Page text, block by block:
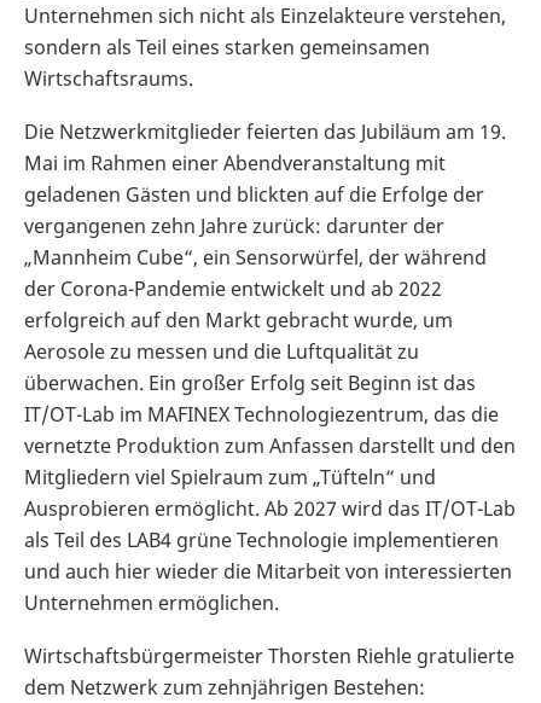
Unternehmen sich nicht als Einzelakteure verstehen,
sondern als Teil eines starken gemeinsamen
Wirtschaftsraums.
Die Netzwerkmitglieder feierten das Jubiläum am 19.
Mai im Rahmen einer Abendveranstaltung mit
geladenen Gästen und blickten auf die Erfolge der
vergangenen zehn Jahre zurück: darunter der
„Mannheim Cube“, ein Sensorwürfel, der während
der Corona-Pandemie entwickelt und ab 2022
erfolgreich auf den Markt gebracht wurde, um
Aerosole zu messen und die Luftqualität zu
überwachen. Ein großer Erfolg seit Beginn ist das
IT/OT-Lab im MAFINEX Technologiezentrum, das die
vernetzte Produktion zum Anfassen darstellt und den
Mitgliedern viel Spielraum zum „Tüfteln“ und
Ausprobieren ermöglicht. Ab 2027 wird das IT/OT-Lab
als Teil des LAB4 grüne Technologie implementieren
und auch hier wieder die Mitarbeit von interessierten
Unternehmen ermöglichen.
Wirtschaftsbürgermeister Thorsten Riehle gratulierte
dem Netzwerk zum zehnjährigen Bestehen: